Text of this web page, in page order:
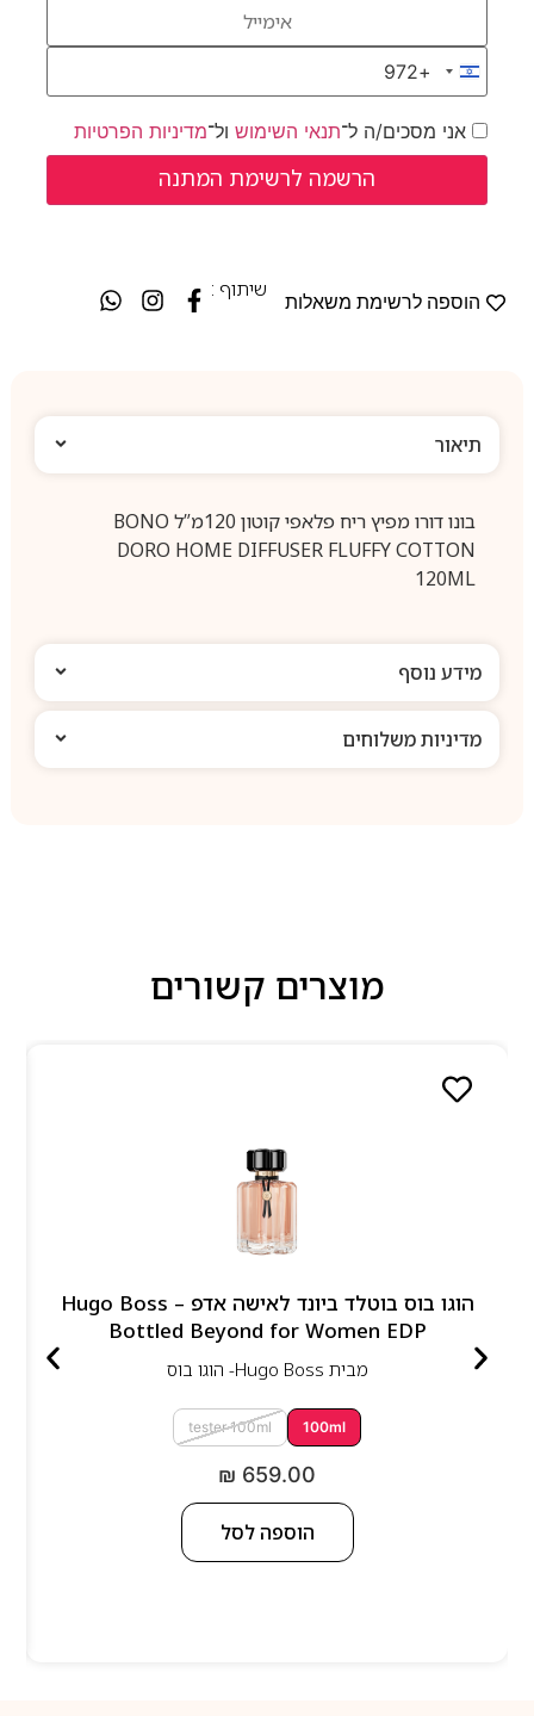
Israel +972
+972
אני מסכים/ה ל־תנאי השימושול־מדיניות הפרטיות
הוספה לרשימת משאלות
שיתוף :
תיאור
בונו דורו מפיץ ריח פלאפי קוטון 120מ”ל BONO
DORO HOME DIFFUSER FLUFFY COTTON
120ML
מידע נוסף
מדיניות משלוחים
מוצרים קשורים
הוגו בוס בוטלד ביונד לאישה אדפ – Hugo Boss
Bottled Beyond for Women EDP
מבית Hugo Boss- הוגו בוס
100ml
tester 100ml
₪ 659.00
הוספה לסל